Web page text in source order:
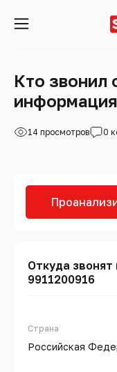
Кто звонил
14 просмотров 0
Откуда
9911200916
Страна
Российская